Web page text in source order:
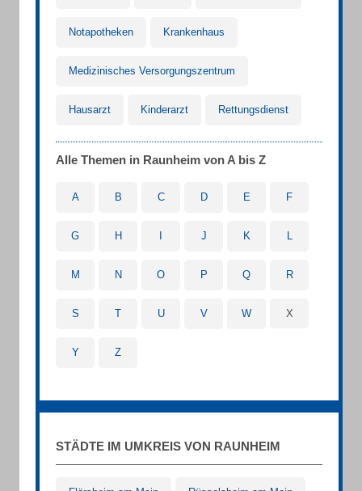
Notapotheken Krankenhaus
Medizinisches Versorgungszentrum
Hausarzt Kinderarzt Rettungsdienst
Alle Themen in Raunheim von A bis Z
A B C D E F
G H J K L
M N O P Q R
S T U V W X
Y Z
STÄDTE IM UMKREIS VON RAUNHEIM